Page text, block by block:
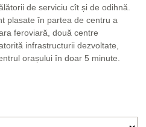
de serviciu cît și de odihnă.
plasate în partea de centru a
feroviară, două centre
infrastructurii dezvoltate,
orașului în doar 5 minute.